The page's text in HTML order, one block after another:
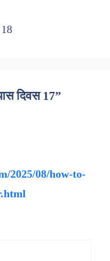
दिवस 17”
2025/08/how-to-